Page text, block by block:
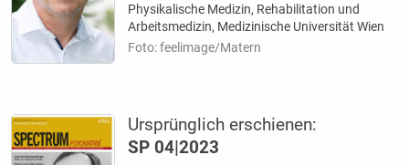
Physikalische Medizin, Rehabilitation und
Arbeitsmedizin, Medizinische Universität Wien
Foto: feelimage/Matern
Ursprünglich erschienen:
SP 04|2023